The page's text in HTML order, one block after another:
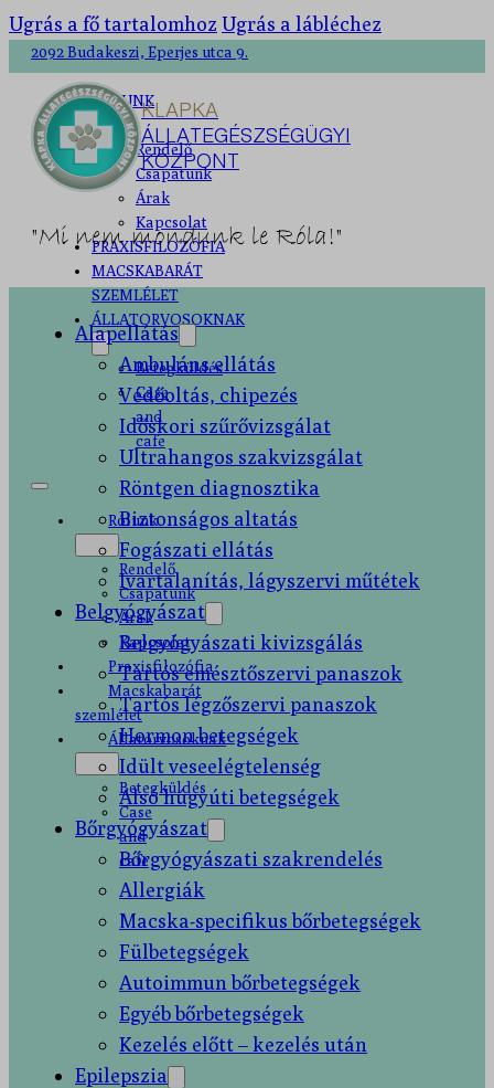
Ugrás a fő tartalomhoz Ugrás a lábléchez
2092 Budakeszi, Eperjes utca 9.
RÓLUNK
Rendelő
Csapatunk
Árak
Kapcsolat
PRAXISFILOZÓFIA
MACSKABARÁT
SZEMLÉLET
ÁLLATORVOSOKNAK
Betegküldés
Case
and
cafe
Rólunk
Rendelő
Csapatunk
Árak
Kapcsolat
Praxisfilozófia
Macskabarát
szemlélet
Állatorvosoknak
Betegküldés
Case
and
cafe
KLAPKA
ÁLLATEGÉSZSÉGÜGYI
KÖZPONT
"Mi nem mondunk le Róla!"
Alapellátás
Ambuláns ellátás
Védőoltás, chipezés
Időskori szűrővizsgálat
Ultrahangos szakvizsgálat
Röntgen diagnosztika
Biztonságos altatás
Fogászati ellátás
Ivartalanítás, lágyszervi műtétek
Belgyógyászat
Belgyógyászati kivizsgálás
Tartós emésztőszervi panaszok
Tartós légzőszervi panaszok
Hormon betegségek
Idült veseelégtelenség
Alsó húgyúti betegségek
Bőrgyógyászat
Bőrgyógyászati szakrendelés
Allergiák
Macska-specifikus bőrbetegségek
Fülbetegségek
Autoimmun bőrbetegségek
Egyéb bőrbetegségek
Kezelés előtt – kezelés után
Epilepszia